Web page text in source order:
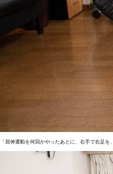
「屈伸運動を何回かやったあとに、右手で右足